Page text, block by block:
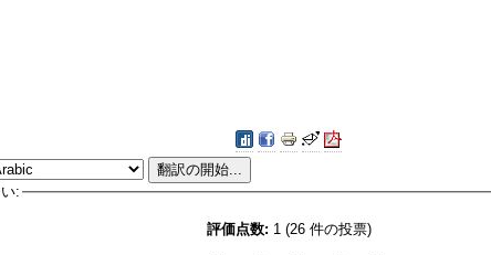
:
評価点数: 1 (26 件の投票)